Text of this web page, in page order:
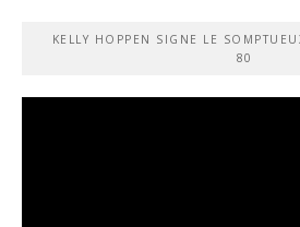
KELLY HOPPEN SIGNE LE
80